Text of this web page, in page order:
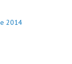
2014